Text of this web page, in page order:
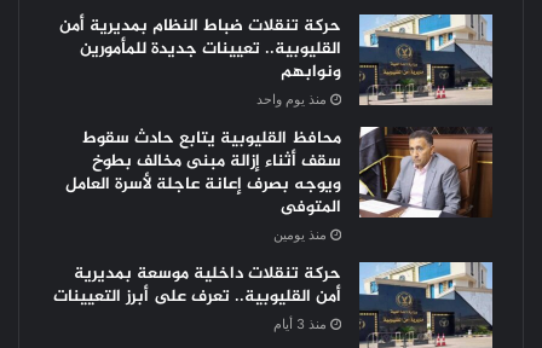
حركة تنقلات ضباط النظام بمديرية أمن
القليوبية.. تعيينات جديدة للمأمورين
ونوابهم
منذ يوم واحد
محافظ القليوبية يتابع حادث سقوط
سقف أثناء إزالة مبنى مخالف بطوخ
ويوجه بصرف إعانة عاجلة لأسرة العامل
المتوفى
منذ يومين
حركة تنقلات داخلية موسعة بمديرية
أمن القليوبية.. تعرف على أبرز التعيينات
منذ 3 أيام